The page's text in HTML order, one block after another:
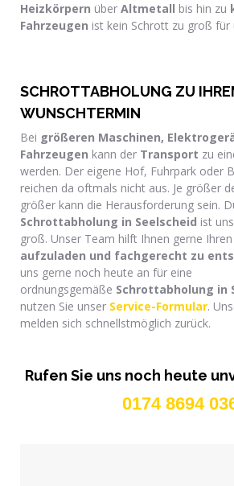
Heizkörpern über Altmetall bis hin zu
Fahrzeugen ist kein Schrott zu groß für
SCHROTTABHOLUNG ZU
WUNSCHTERMIN
Bei größeren Maschinen,
Fahrzeugen kann der Transport zu
werden. Der eigene Hof, Fuhrpark oder
reichen da oftmals nicht aus. Je größer
größer kann die Herausforderung sein.
Schrottabholung in Seelscheid ist
groß. Unser Team hilft Ihnen gerne Ihren
aufzuladen und fachgerecht zu
uns gerne noch heute an für eine
ordnungsgemäße Schrottabholung in
nutzen Sie unser Service-Formular.
melden sich schnellstmöglich zurück.
Rufen Sie uns noch heute
0174 8694